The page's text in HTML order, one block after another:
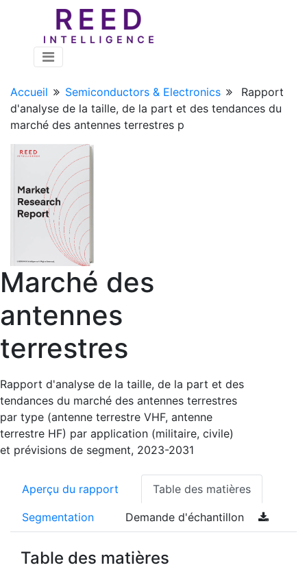
Accueil Semiconductors & Electronics
Rapport
d'analyse de la taille, de la part et des tendances du
marché des antennes terrestres p
Marché des
antennes
terrestres
Rapport d'analyse de la taille, de la part et des
tendances du marché des antennes terrestres
par type (antenne terrestre VHF, antenne
terrestre HF) par application (militaire, civile)
et prévisions de segment, 2023-2031
Aperçu du rapport Table des matières
Segmentation Demande d'échantillon
Table des matières